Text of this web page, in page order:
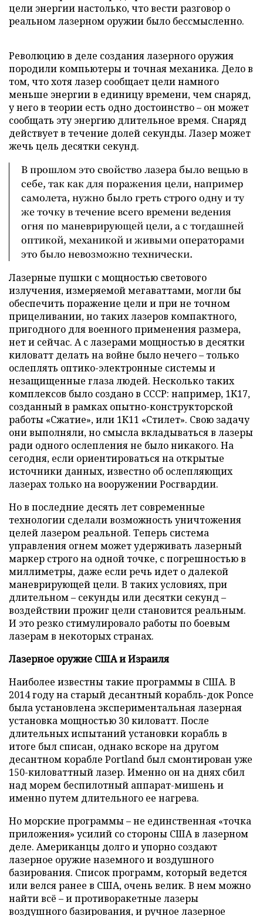
цели энергии настолько, что вести разговор о
реальном лазерном оружии было бессмысленно.
Революцию в деле создания лазерного оружия
породили компьютеры и точная механика. Дело в
том, что хотя лазер сообщает цели намного
меньше энергии в единицу времени, чем снаряд,
у него в теории есть одно достоинство – он может
сообщать эту энергию длительное время. Снаряд
действует в течение долей секунды. Лазер может
жечь цель десятки секунд.
В прошлом это свойство лазера было вещью в
себе, так как для поражения цели, например
самолета, нужно было греть строго одну и ту
же точку в течение всего времени ведения
огня по маневрирующей цели, а с тогдашней
оптикой, механикой и живыми операторами
это было невозможно технически.
Лазерные пушки с мощностью светового
излучения, измеряемой мегаваттами, могли бы
обеспечить поражение цели и при не точном
прицеливании, но таких лазеров компактного,
пригодного для военного применения размера,
нет и сейчас. А с лазерами мощностью в десятки
киловатт делать на войне было нечего – только
ослеплять оптико-электронные системы и
незащищенные глаза людей. Несколько таких
комплексов было создано в СССР: например, 1К17,
созданный в рамках опытно-конструкторской
работы «Сжатие», или 1К11 «Стилет». Свою задачу
они выполняли, но смысла вкладываться в лазеры
ради одного ослепления не было никакого. На
сегодня, если ориентироваться на открытые
источники данных, известно об ослепляющих
лазерах только на вооружении Росгвардии.
Но в последние десять лет современные
технологии сделали возможность уничтожения
целей лазером реальной. Теперь система
управления огнем может удерживать лазерный
маркер строго на одной точке, с погрешностью в
миллиметры, даже если речь идет о далекой
маневрирующей цели. В таких условиях, при
длительном – секунды или десятки секунд –
воздействии прожиг цели становится реальным.
И это резко стимулировало работы по боевым
лазерам в некоторых странах.
Лазерное оружие США и Израиля
Наиболее известны такие программы в США. В
2014 году на старый десантный корабль-док Ponce
была установлена экспериментальная лазерная
установка мощностью 30 киловатт. После
длительных испытаний установки корабль в
итоге был списан, однако вскоре на другом
десантном корабле Portland был смонтирован уже
150-киловаттный лазер. Именно он на днях сбил
над морем беспилотный аппарат-мишень и
именно путем длительного ее нагрева.
Но морские программы – не единственная «точка
приложения» усилий со стороны США в лазерном
деле. Американцы долго и упорно создают
лазерное оружие наземного и воздушного
базирования. Список программ, который ведется
или велся ранее в США, очень велик. В нем можно
найти всё – и противоракетные лазеры
воздушного базирования, и ручное лазерное